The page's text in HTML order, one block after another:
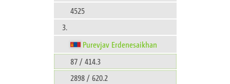
4525
3.
Purevjav Erdenesaikhan
87 / 414.3
2898 / 620.2